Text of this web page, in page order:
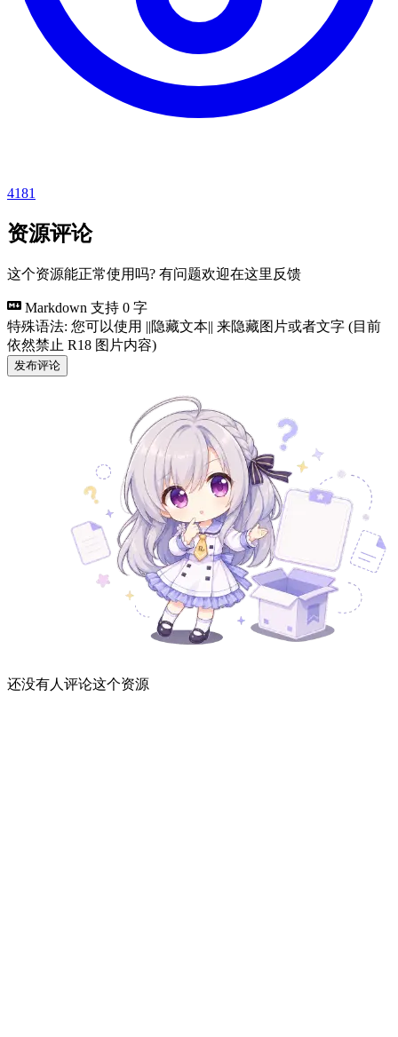
4181
资源评论
这个资源能正常使用吗? 有问题欢迎在这里反馈
Markdown 支持 0 字
特殊语法: 您可以使用 ||隐藏文本|| 来隐藏图片或者文字 (目前
依然禁止 R18 图片内容)
发布评论
还没有人评论这个资源